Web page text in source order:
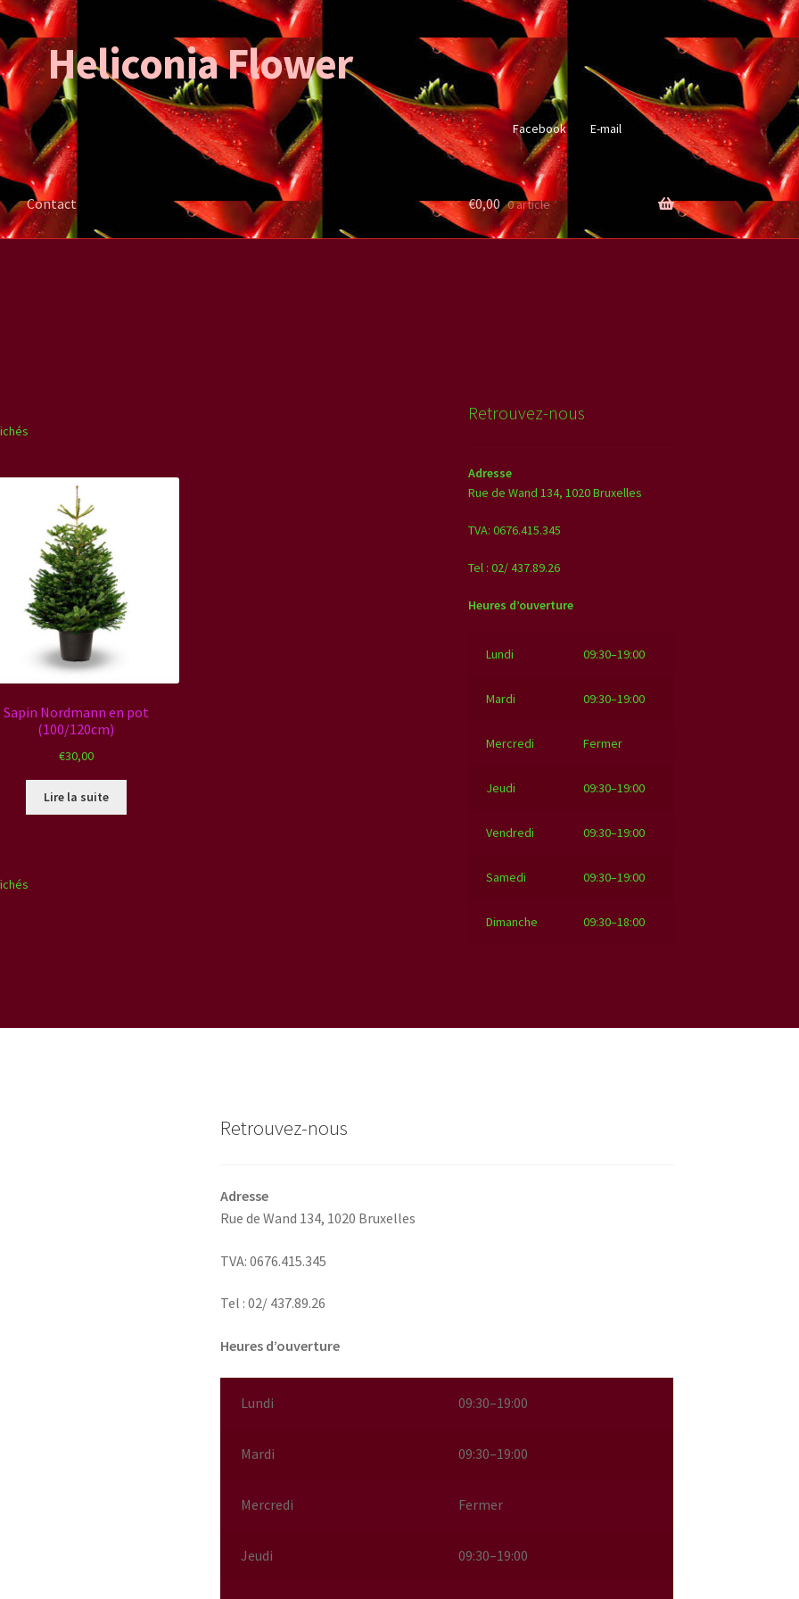
Heliconia Flower
Facebook E-mail
Contact €0,00 0 article
Sapin Nordmann en pot
(100/120cm)
€30,00
Lire la suite
Retrouvez-nous
Adresse
Rue de Wand 134, 1020 Bruxelles
TVA: 0676.415.345
Tel : 02/ 437.89.26
Heures d’ouverture
Lundi 09:30–19:00
Mardi 09:30–19:00
Mercredi Fermer
Jeudi 09:30–19:00
Vendredi 09:30–19:00
Samedi 09:30–19:00
Dimanche 09:30–18:00
Retrouvez-nous
Adresse
Rue de Wand 134, 1020 Bruxelles
TVA: 0676.415.345
Tel : 02/ 437.89.26
Heures d’ouverture
Lundi 09:30–19:00
Mardi 09:30–19:00
Mercredi Fermer
Jeudi 09:30–19:00